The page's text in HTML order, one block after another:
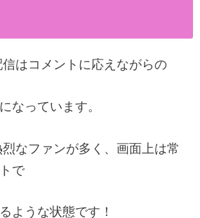
信はコメントに応えながらの
なっています。
烈なファンが多く、画面上は常
で
ような状態です！